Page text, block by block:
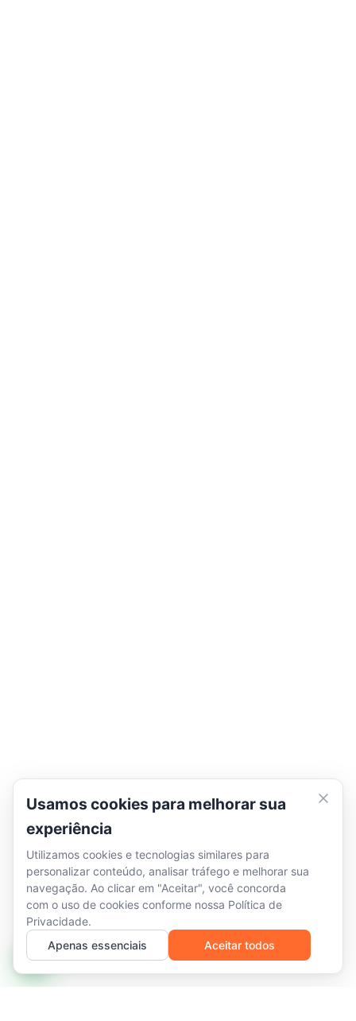
Usamos cookies para melhorar sua
experiência
Utilizamos cookies e tecnologias similares para
personalizar conteúdo, analisar tráfego e melhorar sua
navegação. Ao clicar em "Aceitar", você concorda
com o uso de cookies conforme nossa Política de
Privacidade.
Apenas essenciais
Aceitar todos